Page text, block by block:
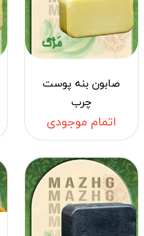
صابون بنه پوست
چرب
اتمام موجودی